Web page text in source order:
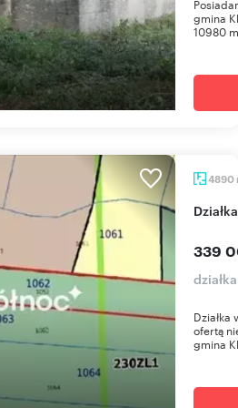
gmina
10980
4890
339
ofertą
gmina